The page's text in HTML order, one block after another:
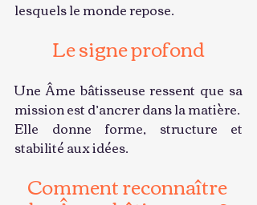
lesquels le monde repose.
Le signe profond
Une Âme bâtisseuse ressent que sa
mission est d’ancrer dans la matière.
Elle donne forme, structure et
stabilité aux idées.
Comment reconnaître